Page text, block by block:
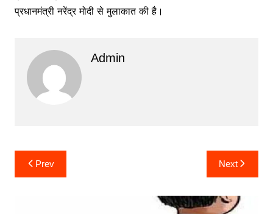
प्रधानमंत्री नरेंद्र मोदी से मुलाकात की है।
Admin
Post
navigation
Prev Next